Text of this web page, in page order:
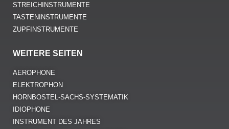
STREICHINSTRUMENTE
TASTENINSTRUMENTE
ZUPFINSTRUMENTE
WEITERE SEITEN
AEROPHONE
ELEKTROPHON
HORNBOSTEL-SACHS-SYSTEMATIK
IDIOPHONE
INSTRUMENT DES JAHRES